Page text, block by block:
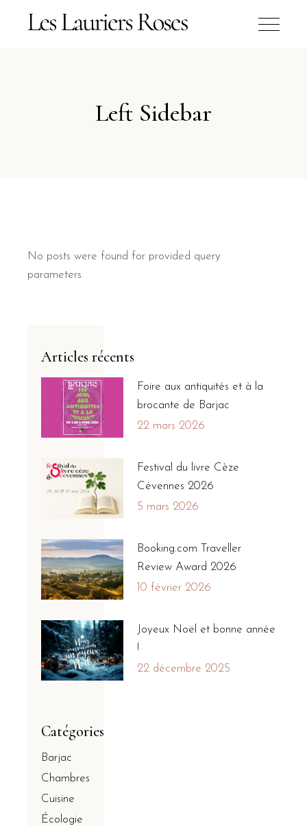
Left Sidebar
No posts were found for provided query
parameters.
Articles récents
Foire aux antiquités et à la
brocante de Barjac
22 mars 2026
Festival du livre Cèze
Cévennes 2026
5 mars 2026
Booking.com Traveller
Review Award 2026
10 février 2026
Joyeux Noël et bonne année
!
22 décembre 2025
Catégories
Barjac
Chambres
Cuisine
Écologie